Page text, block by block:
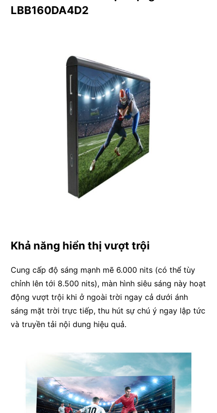
LBB160DA4D2
Khả năng hiển thị vượt trội
Cung cấp độ sáng mạnh mẽ 6.000 nits (có thể tùy
chỉnh lên tới 8.500 nits), màn hình siêu sáng này hoạt
động vượt trội khi ở ngoài trời ngay cả dưới ánh
sáng mặt trời trực tiếp, thu hút sự chú ý ngay lập tức
và truyền tải nội dung hiệu quả.